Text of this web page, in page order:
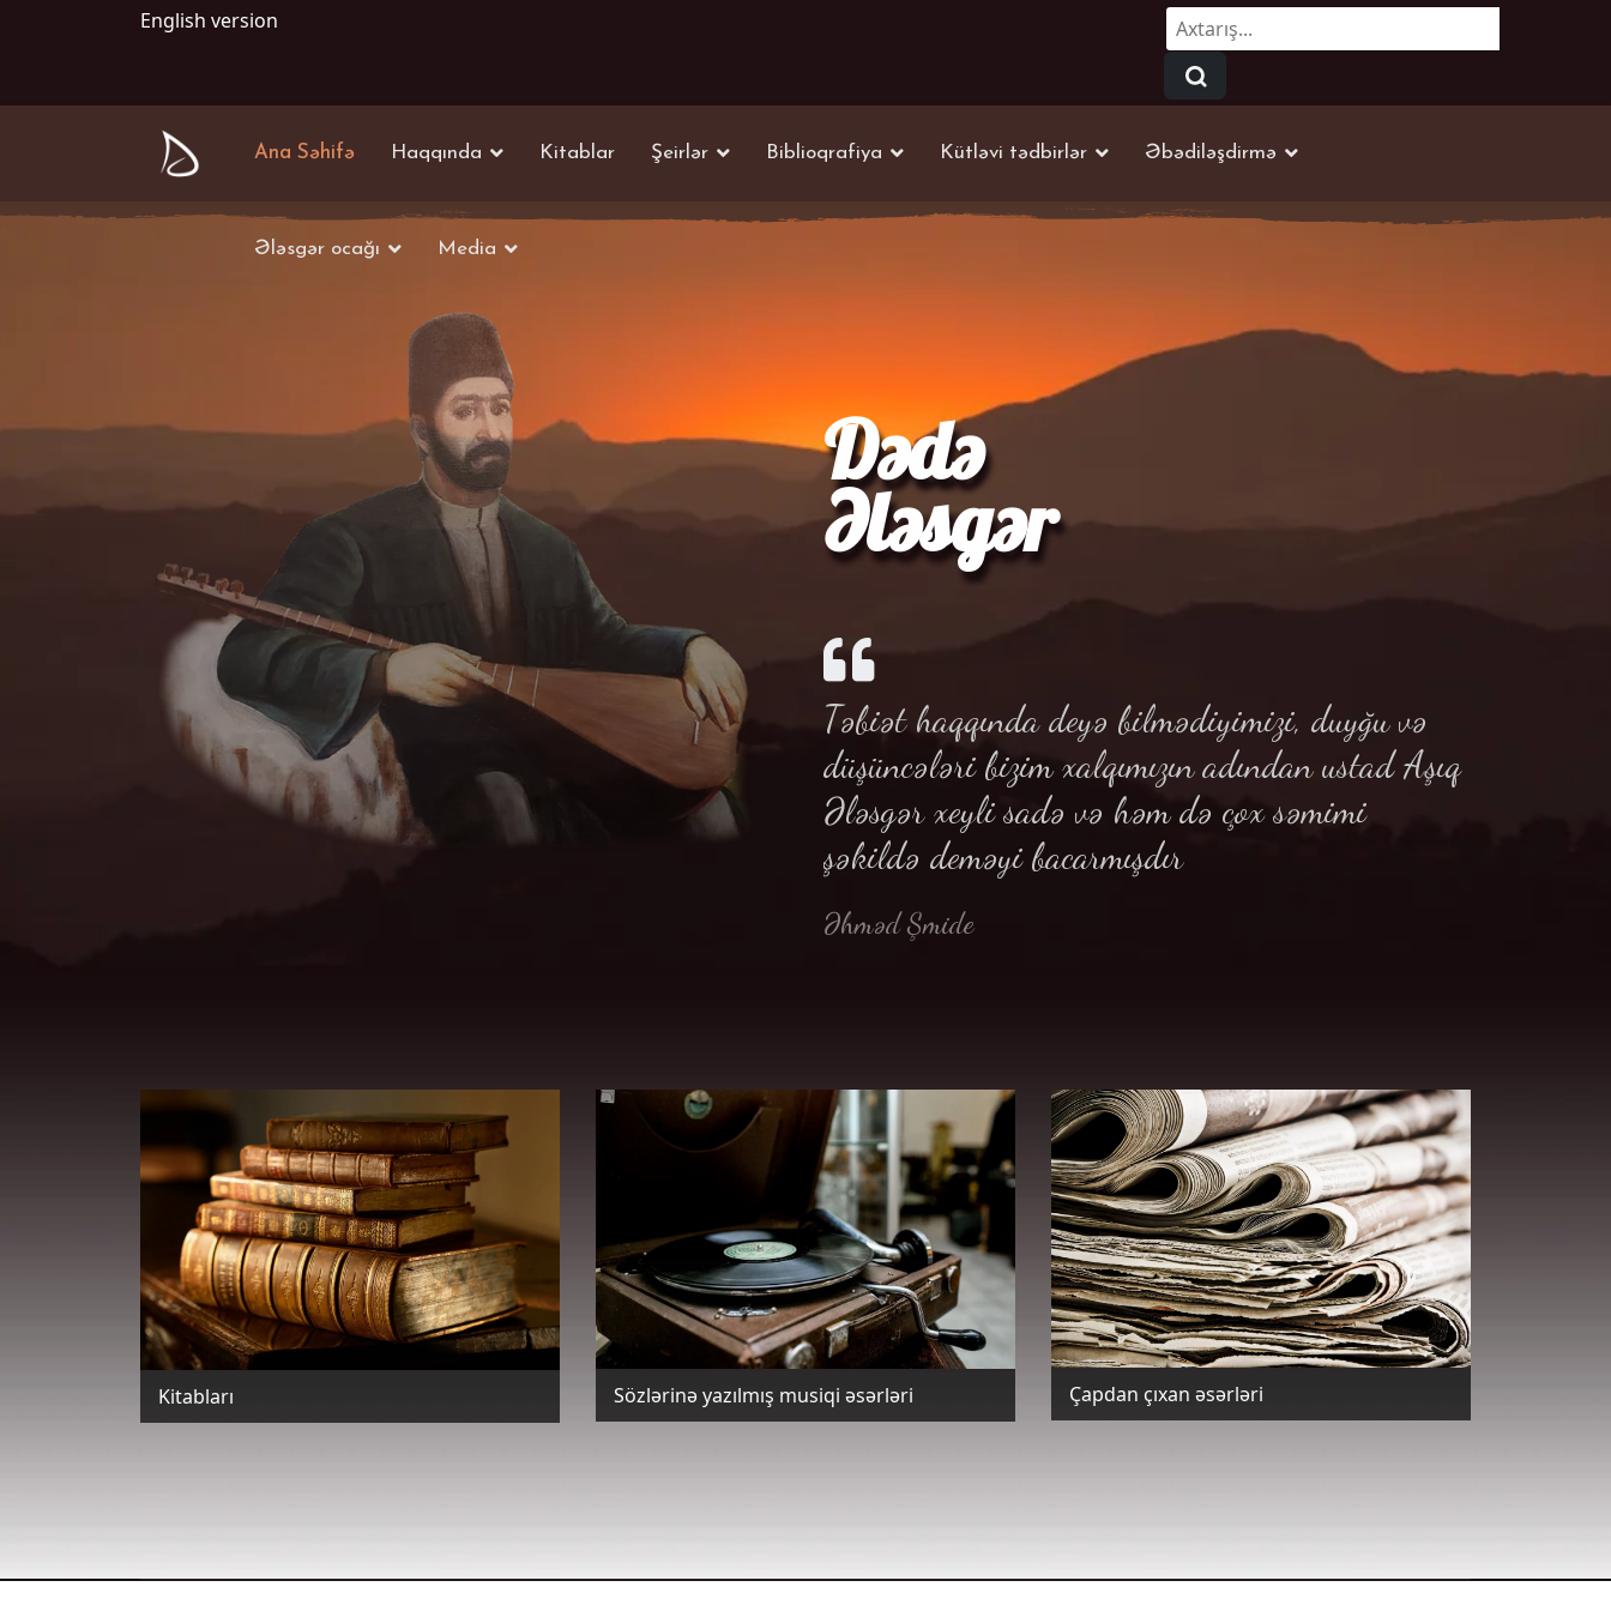
English version Axtarmaq...
Ana Səhifə Haqqında Kitablar Şeirlər Biblioqrafiya Kütləvi tədbirlər Əbədiləşdirmə
Ələsgər ocağı Media
Dədə
Ələsgər
Təbiət haqqında deyə bilmədiyimizi, duyğu və
düşüncələri bizim xalqımızın adından ustad Aşıq
Ələsgər xeyli sadə və həm də çox səmimi
şəkildə deməyi bacarmışdır
Əhməd Şmide
Kitabları Sözlərinə yazılmış musiqi əsərləri Çapdan çıxan əsərləri